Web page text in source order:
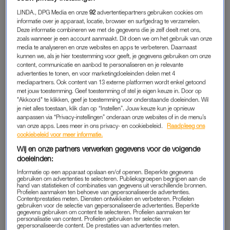
je pols zitten. En dan is het roeien met de riemen die je hebt.
Toch maakt de keuze voor een soort haarelastiek best veel
verschil, weet Charlotte. Zij zet ze voor ons op een rij.
DE SCRUNCHIE
“Een scrunchie is eigenlijk de zachtste vorm van een elastiek”,
vertelt ze. “Doordat er stof omheen zit, knelt-ie je haar veel
minder af en voorkom je die harde knik waar niemand op zit
te wachten.” Vooral kwetsbaar haar – droog, beschadigd,
krullend of (blond) dat snel breekt – reageert er goed op. “De
verschillende zachte materialen, van velvet tot satijn, zorgen
ervoor dat zo’n scrunchie ideaal is voor losse kapsels zoals
een lage staart, messy knot of half-up.”
Nadelen zijn er ook: bij heel dik, zwaar of glad haar kan een
scrunchie snel uitzakken. “Maar om mee te slapen zijn ze
geweldig”, zegt Charlotte. “Als je je haar er ’s avonds losjes
LINDA., DPG Media en onze92 advertentiepartners gebruiken cookies om
informatie over je apparaat, locatie, browser en surfgedrag te verzamelen.
Deze informatie combineren we met de gegevens die je zelf deelt met ons,
zoals wanneer je een account aanmaakt. Dit doen we om het gebruik van onze
media te analyseren en onze websites en apps te verbeteren. Daarnaast
kunnen we, als je hier toestemming voor geeft, je gegevens gebruiken om onze
content, communicatie en aanbod te personaliseren en je relevante
advertenties te tonen, en voor marketingdoeleinden delen met 4
mediapartners. Ook content van 13 externe platformen wordt enkel getoond
met jouw toestemming. Geef toestemming of stel je eigen keuze in. Door op
"Akkoord" te klikken, geef je toestemming voor onderstaande doeleinden. Wil
je niet alles toestaan, klik dan op “Instellen”. Jouw keuze kun je opnieuw
aanpassen via “Privacy-instellingen” onderaan onze websites of in de menu’s
van onze apps. Lees meer in ons privacy- en cookiebeleid.
Raadpleeg ons
cookiebeleid voor meer informatie.
Wij en onze partners verwerken gegevens voor de volgende
doeleinden:
Informatie op een apparaat opslaan en/of openen. Beperkte gegevens
gebruiken om advertenties te selecteren. Publieksgroepen begrijpen aan de
hand van statistieken of combinaties van gegevens uit verschillende bronnen.
Profielen aanmaken ten behoeve van gepersonaliseerde advertenties.
Contentprestaties meten. Diensten ontwikkelen en verbeteren. Profielen
gebruiken voor de selectie van gepersonaliseerde advertenties. Beperkte
gegevens gebruiken om content te selecteren. Profielen aanmaken ter
personalisatie van content. Profielen gebruiken ter selectie van
gepersonaliseerde content. De prestaties van advertenties meten.